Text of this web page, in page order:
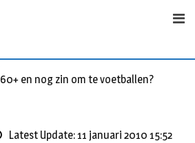
Buxusplanten in brand in Biezenmortel,
Latest Update: 11 januari 2010 15:52